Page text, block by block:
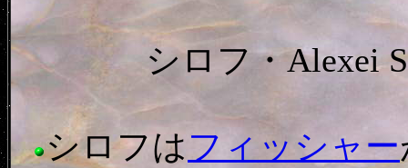
シロフ・Alexei
シロフはフィッシャー